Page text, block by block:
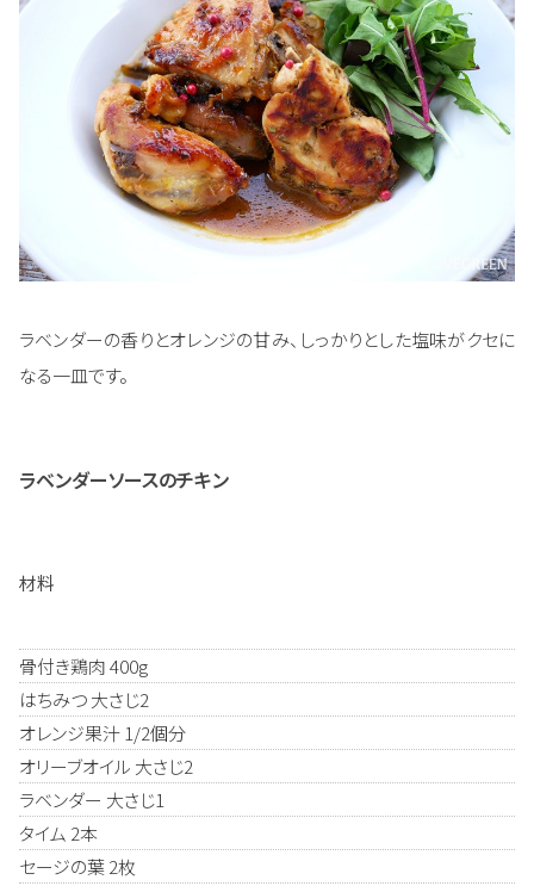
ラベンダーの香りとオレンジの甘み、しっかりとした塩味がクセに
なる一皿です。
ラベンダーソースのチキン
材料
骨付き鶏肉 400g
はちみつ 大さじ2
オレンジ果汁 1/2個分
オリーブオイル 大さじ2
ラベンダー 大さじ1
タイム 2本
セージの葉 2枚